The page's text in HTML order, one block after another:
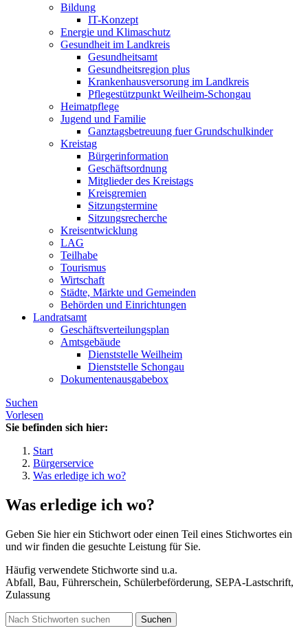
Bildung
IT-Konzept
Energie und Klimaschutz
Gesundheit im Landkreis
Gesundheitsamt
Gesundheitsregion plus
Krankenhausversorung im Landkreis
Pflegestützpunkt Weilheim-Schongau
Heimatpflege
Jugend und Familie
Ganztagsbetreuung fuer Grundschulkinder
Kreistag
Bürgerinformation
Geschäftsordnung
Mitglieder des Kreistags
Kreisgremien
Sitzungstermine
Sitzungsrecherche
Kreisentwicklung
LAG
Teilhabe
Tourismus
Wirtschaft
Städte, Märkte und Gemeinden
Behörden und Einrichtungen
Landratsamt
Geschäftsverteilungsplan
Amtsgebäude
Dienststelle Weilheim
Dienststelle Schongau
Dokumentenausgabebox
Suchen
Vorlesen
Sie befinden sich hier:
Start
Bürgerservice
Was erledige ich wo?
Was erledige ich wo?
Geben Sie hier ein Stichwort oder einen Teil eines Stichwortes ein
und wir finden die gesuchte Leistung für Sie.
Häufig verwendete Stichworte sind u.a.
Abfall, Bau, Führerschein, Schülerbeförderung, SEPA-Lastschrift,
Zulassung
Suchen